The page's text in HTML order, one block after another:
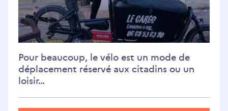
Pour beaucoup, le vélo est un mode de
déplacement réservé aux citadins ou un
loisir…